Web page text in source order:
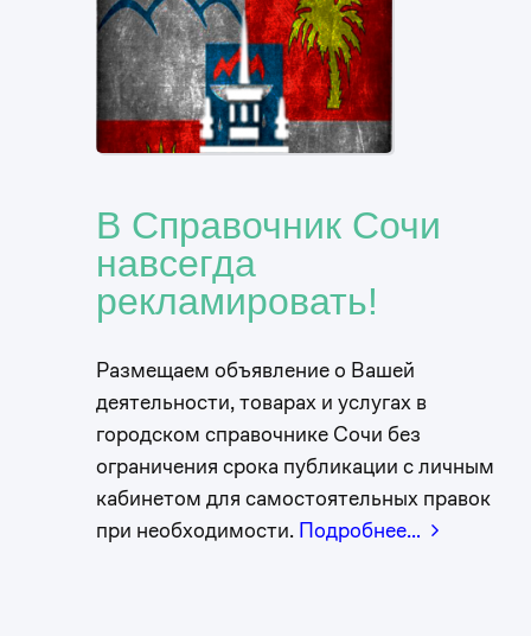
В Справочник Сочи
навсегда
рекламировать!
Размещаем объявление о Вашей
деятельности, товарах и услугах в
городском справочнике Сочи без
ограничения срока публикации с личным
кабинетом для самостоятельных правок
при необходимости. Подробнее…